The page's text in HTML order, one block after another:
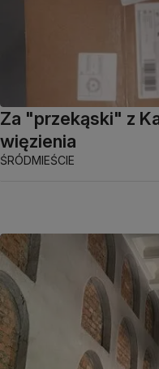
Za "przekąski" z
więzienia
ŚRÓDMIEŚCIE